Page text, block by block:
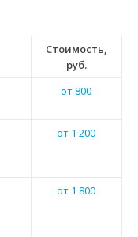
Стоимость,
руб.
от 800
от 1 200
от 1 800